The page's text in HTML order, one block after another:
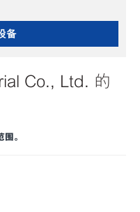
备
Co., Ltd. 的
。